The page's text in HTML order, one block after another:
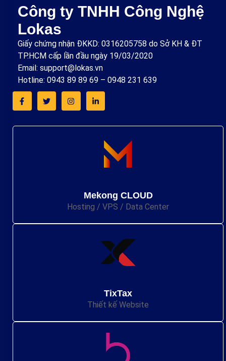
Công ty TNHH Công Nghệ
Lokas
Giấy chứng nhận ĐKKD: 0316205758 do Sở KH & ĐT
TP.HCM cấp lần đầu ngày 19/03/2020
Email: support@lokas.vn
Hotline: 0943 89 89 69 – 0948 231 639
Mekong CLOUD
Hosting / VPS / Data Center
TixTax
Thiết kế Website